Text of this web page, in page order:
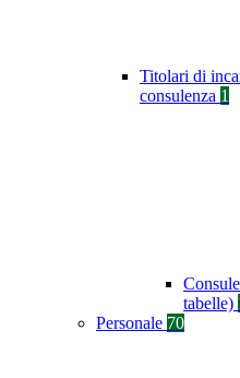
Titolari di
consulenza 1
tabelle)
Personale 70